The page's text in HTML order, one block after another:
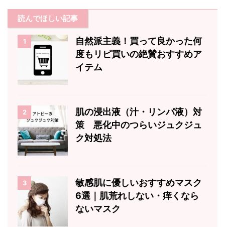
読んでほしい記事
1
自然派主義！買って良かった何
度もリピ買いの絶賛おすすめア
イテム
2
肌の浸出液（汁・リンパ液）対
策 悪化中のつらいジュクジュ
ク対処法
3
敏感肌に優しいおすすめマスク
6選｜肌荒れしない・痒くなら
ないマスク